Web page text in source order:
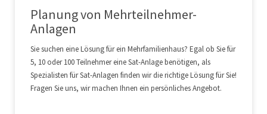
Planung von Mehrteilnehmer-
Anlagen
Sie suchen eine Lösung für ein Mehrfamilienhaus? Egal ob Sie für
5, 10 oder 100 Teilnehmer eine Sat-Anlage benötigen, als
Spezialisten für Sat-Anlagen finden wir die richtige Lösung für Sie!
Fragen Sie uns, wir machen Ihnen ein persönliches Angebot.